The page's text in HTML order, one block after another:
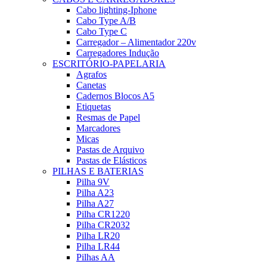
Cabo lighting-Iphone
Cabo Type A/B
Cabo Type C
Carregador – Alimentador 220v
Carregadores Indução
ESCRITÓRIO-PAPELARIA
Agrafos
Canetas
Cadernos Blocos A5
Etiquetas
Resmas de Papel
Marcadores
Micas
Pastas de Arquivo
Pastas de Elásticos
PILHAS E BATERIAS
Pilha 9V
Pilha A23
Pilha A27
Pilha CR1220
Pilha CR2032
Pilha LR20
Pilha LR44
Pilhas AA